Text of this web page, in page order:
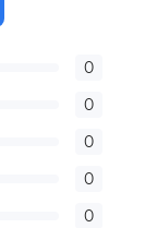
0
0
0
0
0